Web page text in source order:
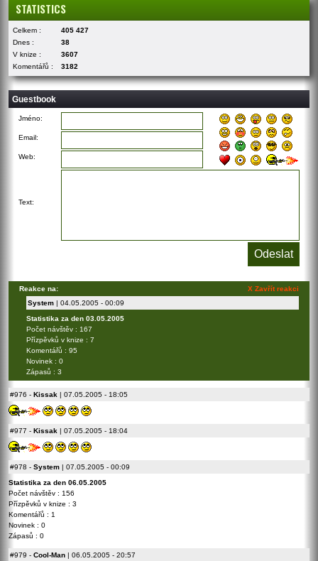
STATISTICS
Celkem :
405 427
Dnes :
38
V knize :
3607
Komentářů :
3182
Guestbook
Jméno:
Email:
Web:
Text:
X Zavřít reakci
Reakce na:
System | 04.05.2005 - 00:09
Statistika za den 03.05.2005
Počet návštěv : 167
Přízpěvků v knize : 7
Komentářů : 95
Novinek : 0
Zápasů : 3
#976 - Kissak | 07.05.2005 - 18:05
#977 - Kissak | 07.05.2005 - 18:04
#978 - System | 07.05.2005 - 00:09
Statistika za den 06.05.2005
Počet návštěv : 156
Přízpěvků v knize : 3
Komentářů : 1
Novinek : 0
Zápasů : 0
#979 - Cool-Man | 06.05.2005 - 20:57